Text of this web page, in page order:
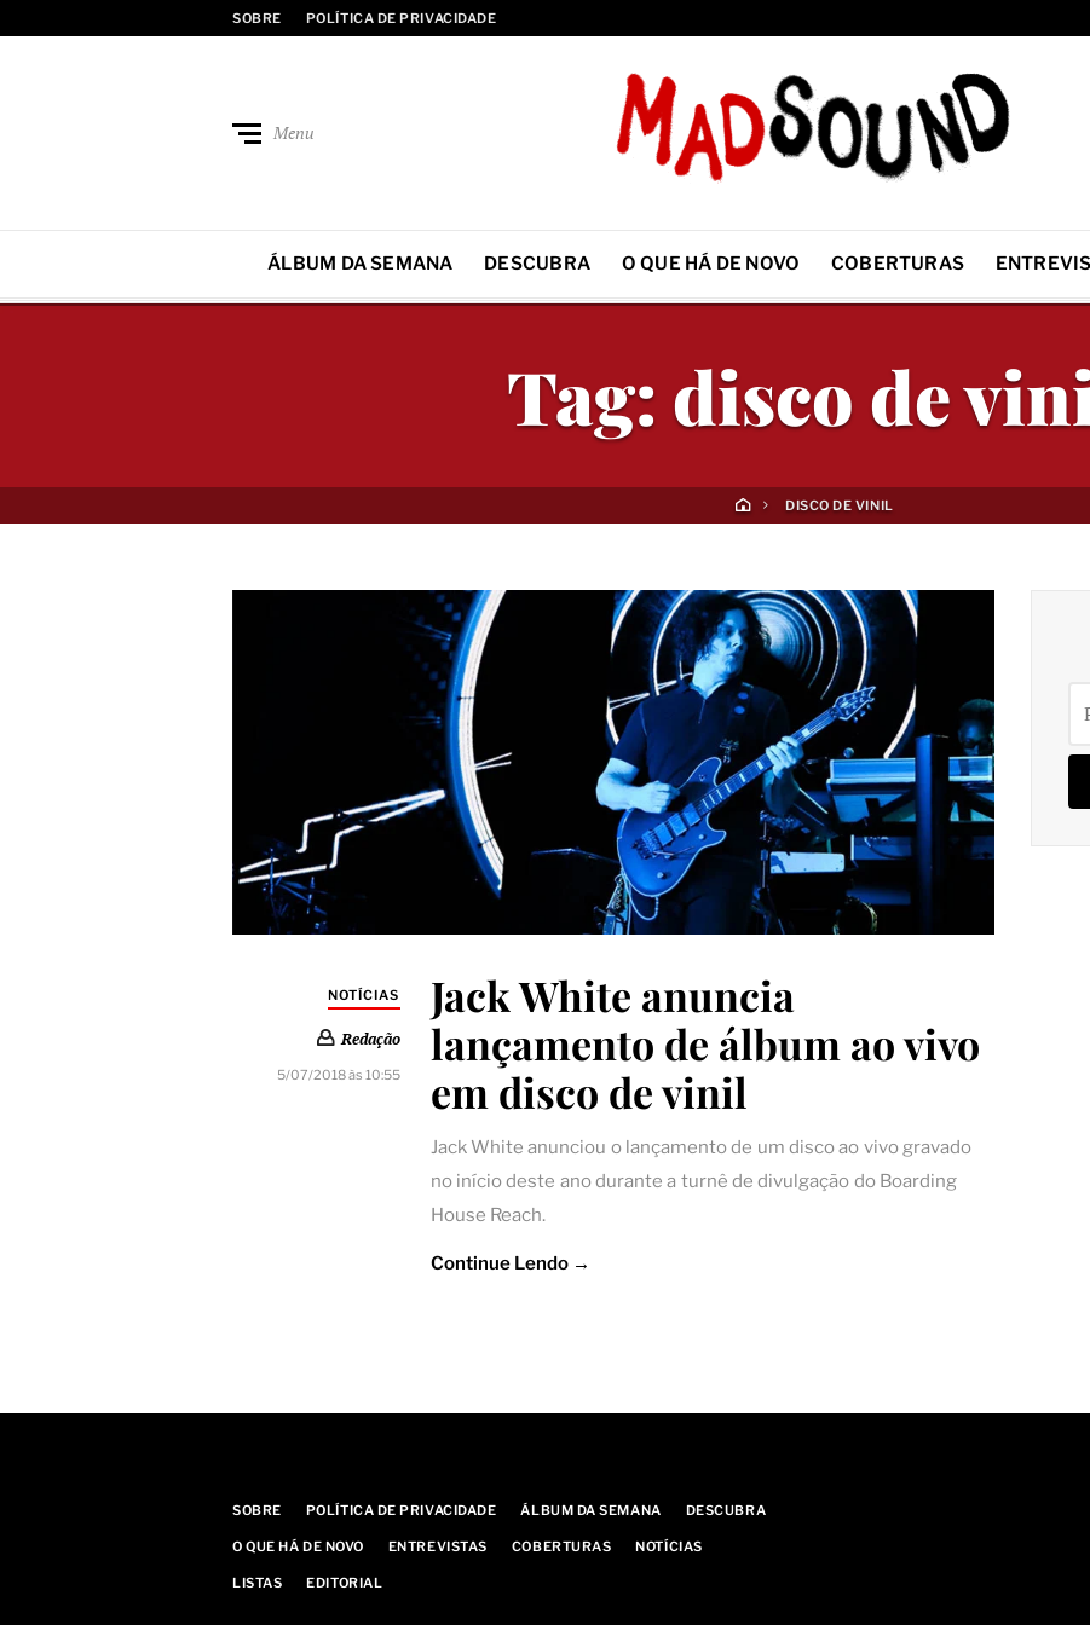
SOBRE POLÍTICA DE PRIVACIDADE
Menu
ÁLBUM DA SEMANA DESCUBRA O QUE HÁ DE NOVO COBERTURAS
Tag: disco de
DISCO DE VINIL
NOTÍCIAS
Redação
5/07/2018 às 10:55
Jack White anuncia
lançamento de álbum ao vivo
em disco de vinil
Jack White anunciou o lançamento de um disco ao vivo gravado
no início deste ano durante a turnê de divulgação do Boarding
House Reach.
Continue Lendo →
por:
SOBRE POLÍTICA DE PRIVACIDADE ÁLBUM DA SEMANA DESCUBRA
O QUE HÁ DE NOVO ENTREVISTAS COBERTURAS NOTÍCIAS
LISTAS EDITORIAL